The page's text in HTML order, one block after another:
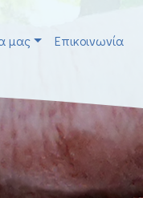
μας Επικοινωνία